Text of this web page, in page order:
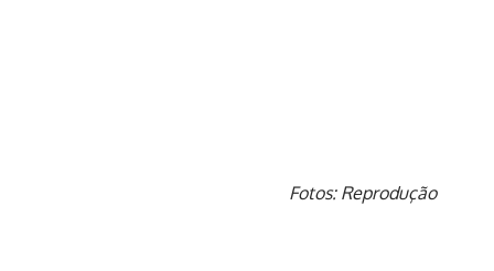
Fotos: Reprodução